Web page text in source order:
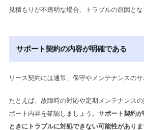
見積もりが不透明な場合、トラブルの原因とな
サポート契約の内容が明確である
リース契約には通常、保守やメンテナンスのサ
たとえば、故障時の対応や定期メンテナンス
ポート内容を確認しましょう。サポート契約
ときにトラブルに対処できない可能性がありま